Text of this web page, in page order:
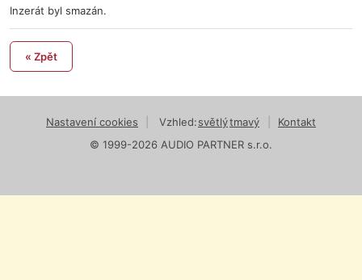
Inzerát byl smazán.
« Zpět
Nastavení cookies Vzhled:světlýtmavý
Kontakt
© 1999-2026 AUDIO PARTNER s.r.o.